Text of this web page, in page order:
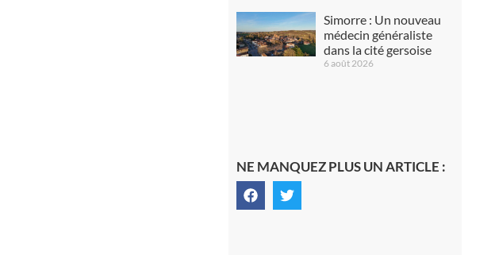
Simorre : Un nouveau
médecin généraliste
dans la cité gersoise
6 août 2026
NE MANQUEZ PLUS UN ARTICLE :